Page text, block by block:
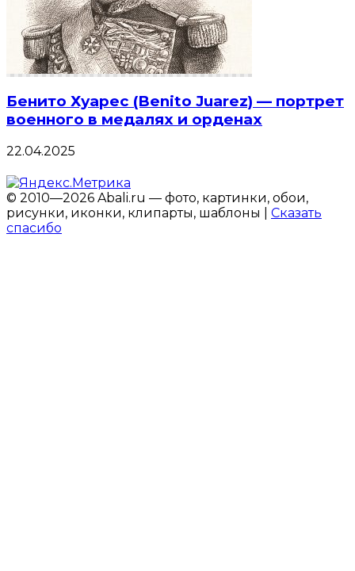
Бенито Хуарес (Benito Juarez) — портрет
военного в медалях и орденах
22.04.2025
© 2010—2026 Abali.ru — фото, картинки, обои,
рисунки, иконки, клипарты, шаблоны | Сказать
спасибо